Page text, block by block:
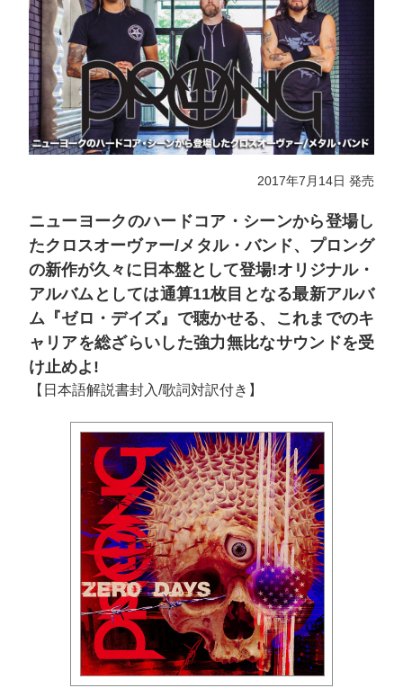
2017年7月14日 発売
ニューヨークのハードコア・シーンから登場し
たクロスオーヴァー/メタル・バンド、プロング
の新作が久々に日本盤として登場!オリジナル・
アルバムとしては通算11枚目となる最新アルバ
ム『ゼロ・デイズ』で聴かせる、これまでのキ
ャリアを総ざらいした強力無比なサウンドを受
け止めよ!
【日本語解説書封入/歌詞対訳付き】